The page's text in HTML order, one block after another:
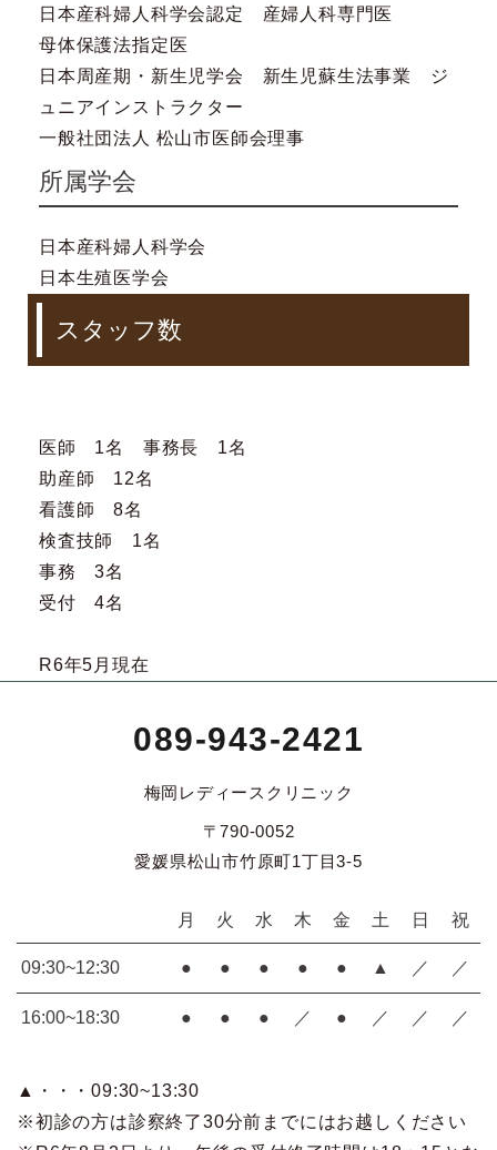
日本産科婦人科学会認定 産婦人科専門医
母体保護法指定医
日本周産期・新生児学会 新生児蘇生法事業 ジ
ュニアインストラクター
一般社団法人 松山市医師会理事
所属学会
日本産科婦人科学会
日本生殖医学会
スタッフ数
医師 1名 事務長 1名
助産師 12名
看護師 8名
検査技師 1名
事務 3名
受付 4名
R6年5月現在
089-943-2421
梅岡レディースクリニック
〒790-0052
愛媛県松山市竹原町1丁目3-5
月 火 水 木 金 土 日 祝
09:30~12:30 ● ● ● ● ● ▲ ／ ／
16:00~18:30 ● ● ● ／ ● ／ ／ ／
▲・・・09:30~13:30
※初診の方は診察終了30分前までにはお越しください